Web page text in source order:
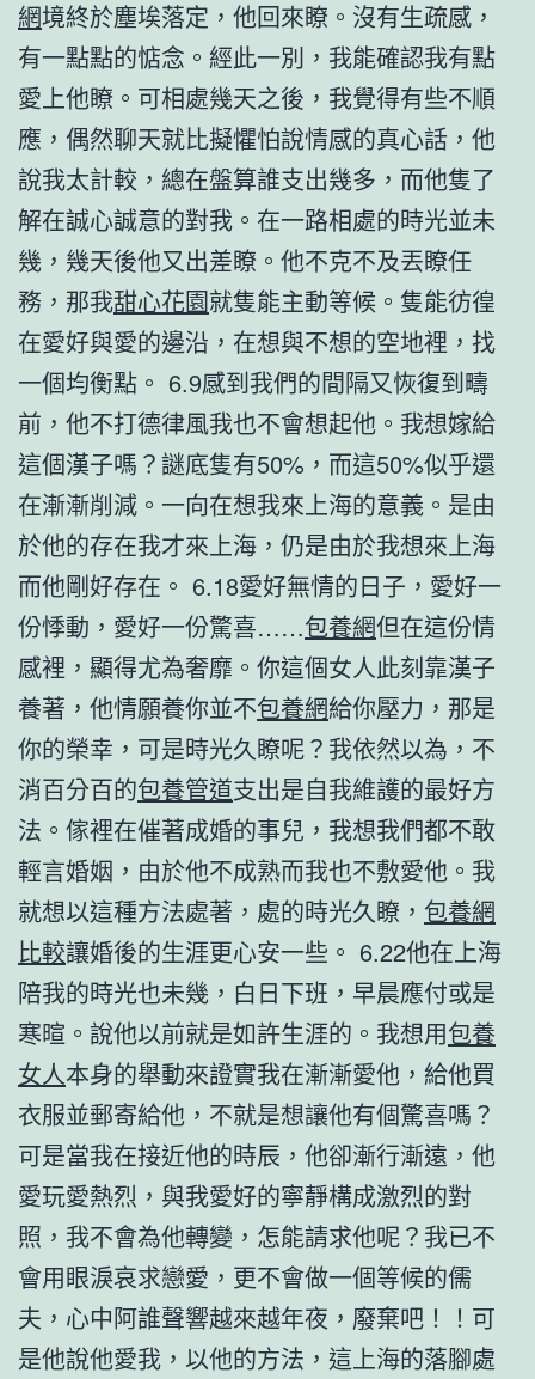
網境終於塵埃落定，他回來瞭。沒有生疏感，
有一點點的惦念。經此一別，我能確認我有點
愛上他瞭。可相處幾天之後，我覺得有些不順
應，偶然聊天就比擬懼怕說情感的真心話，他
說我太計較，總在盤算誰支出幾多，而他隻了
解在誠心誠意的對我。在一路相處的時光並未
幾，幾天後他又出差瞭。他不克不及丟瞭任
務，那我甜心花園就隻能主動等候。隻能彷徨
在愛好與愛的邊沿，在想與不想的空地裡，找
一個均衡點。 6.9感到我們的間隔又恢復到疇
前，他不打德律風我也不會想起他。我想嫁給
這個漢子嗎？謎底隻有50%，而這50%似乎還
在漸漸削減。一向在想我來上海的意義。是由
於他的存在我才來上海，仍是由於我想來上海
而他剛好存在。 6.18愛好無情的日子，愛好一
份悸動，愛好一份驚喜……包養網但在這份情
感裡，顯得尤為奢靡。你這個女人此刻靠漢子
養著，他情願養你並不包養網給你壓力，那是
你的榮幸，可是時光久瞭呢？我依然以為，不
消百分百的包養管道支出是自我維護的最好方
法。傢裡在催著成婚的事兒，我想我們都不敢
輕言婚姻，由於他不成熟而我也不敷愛他。我
就想以這種方法處著，處的時光久瞭， 包養網
比較讓婚後的生涯更心安一些。 6.22他在上海
陪我的時光也未幾，白日下班，早晨應付或是
寒暄。說他以前就是如許生涯的。我想用包養
女人本身的舉動來證實我在漸漸愛他，給他買
衣服並郵寄給他，不就是想讓他有個驚喜嗎？
可是當我在接近他的時辰，他卻漸行漸遠，他
愛玩愛熱烈，與我愛好的寧靜構成激烈的對
照，我不會為他轉變，怎能請求他呢？我已不
會用眼淚哀求戀愛，更不會做一個等候的儒
夫，心中阿誰聲響越來越年夜，廢棄吧！！可
是他說他愛我，以他的方法，這上海的落腳處